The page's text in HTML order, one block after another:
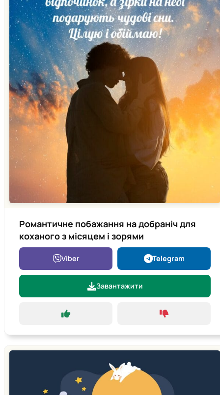
Романтичне побажання на добраніч для
коханого з місяцем і зорями
Viber Telegram
Завантажити